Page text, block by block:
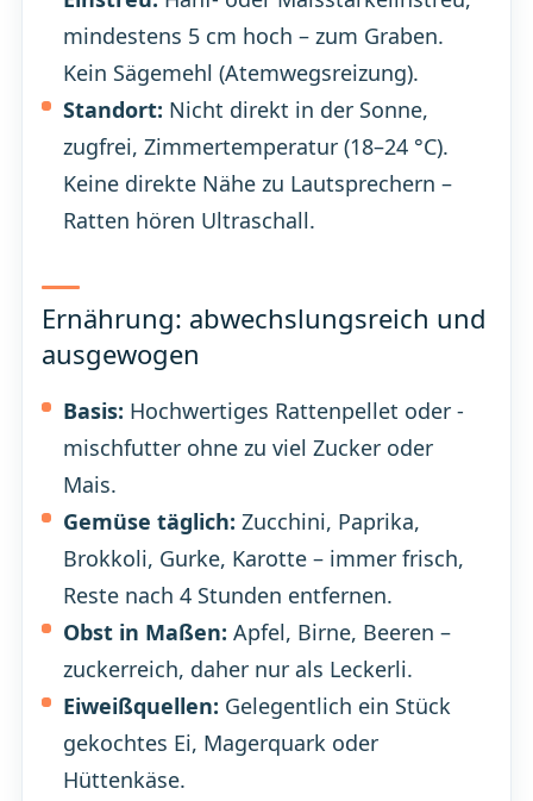
mindestens 5 cm hoch – zum Graben.
Kein Sägemehl (Atemwegsreizung).
Standort: Nicht direkt in der Sonne,
zugfrei, Zimmertemperatur (18–24 °C).
Keine direkte Nähe zu Lautsprechern –
Ratten hören Ultraschall.
Ernährung: abwechslungsreich und
ausgewogen
Basis: Hochwertiges Rattenpellet oder -
mischfutter ohne zu viel Zucker oder
Mais.
Gemüse täglich: Zucchini, Paprika,
Brokkoli, Gurke, Karotte – immer frisch,
Reste nach 4 Stunden entfernen.
Obst in Maßen: Apfel, Birne, Beeren –
zuckerreich, daher nur als Leckerli.
Eiweißquellen: Gelegentlich ein Stück
gekochtes Ei, Magerquark oder
Hüttenkäse.